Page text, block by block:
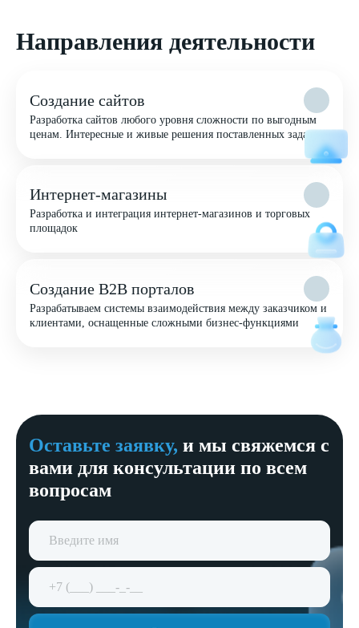
Направления деятельности
Создание сайтов
Разработка сайтов любого уровня сложности по выгодным
ценам. Интересные и живые решения поставленных задач
Интернет-магазины
Разработка и интеграция интернет-магазинов и торговых
площадок
Создание B2B порталов
Разрабатываем системы взаимодействия между заказчиком и
клиентами, оснащенные сложными бизнес-функциями
Оставьте заявку, и мы свяжемся с
вами для консультации по всем
вопросам